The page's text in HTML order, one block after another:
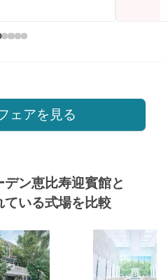
ェアを見る
ン恵比寿迎賓館と
ている式場を比較